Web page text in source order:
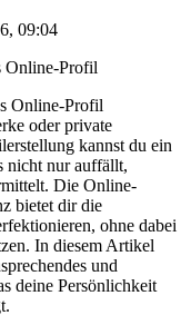
09:04
Online-Profil
oder private
kannst du ein
nicht nur auffällt,
Die Online-
bietet dir die
ohne dabei
In diesem Artikel
und
deine Persönlichkeit